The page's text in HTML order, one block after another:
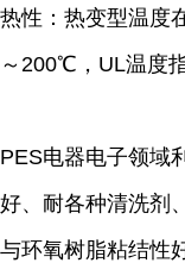
热性：热变型温度
～200℃，UL温度
PES电器电子领域
好、耐各种清洗剂
与环氧树脂粘结性